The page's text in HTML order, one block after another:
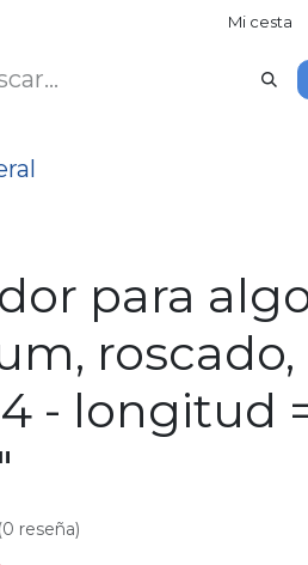
Mi cesta
para
roscado,
- longitud
(0 reseña)